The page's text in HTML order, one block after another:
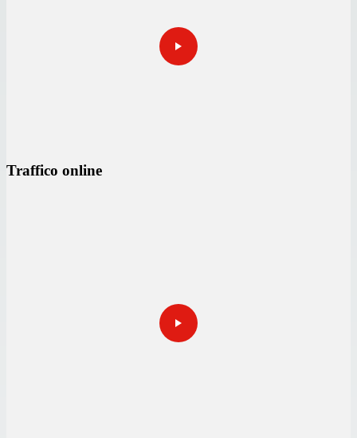
Traffico online